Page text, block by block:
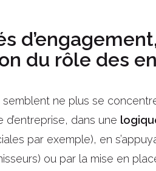
du rôle des
ne plus se
dans une
par exemple), en
ou par la mise en